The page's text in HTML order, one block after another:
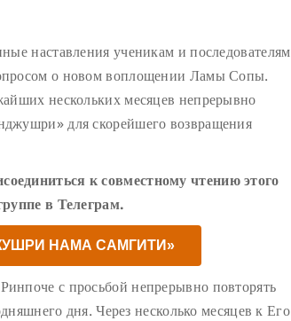
наставления ученикам и последователям
о новом воплощении Ламы Сопы.
нескольких месяцев непрерывно
для скорейшего возвращения
к совместному чтению этого
в Телеграм.
НАМА САМГИТИ»
с просьбой непрерывно повторять
дня. Через несколько месяцев к Его